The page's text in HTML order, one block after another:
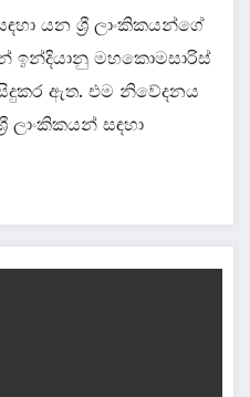
යන ශ්‍රී ලාංකිකයන්ගේ
ඉන්දියානු මහකොමසාරිස්
ඇත. එම නිවේදනය
ලාංකිකයන් සඳහා